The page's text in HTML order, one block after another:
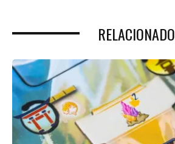
RELACIONADO